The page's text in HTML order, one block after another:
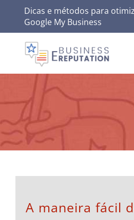
content
Dicas e métodos para
Google My Business
A maneira fácil